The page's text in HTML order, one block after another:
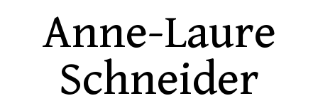
Anne-Laure
Schneider